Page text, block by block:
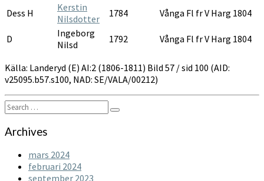
Dess H
Kerstin
Nilsdotter
1784 Vånga Fl fr V Harg 1804
D
Ingeborg
Nilsd
1792 Vånga Fl fr V Harg 1804
Källa: Landeryd (E) AI:2 (1806-1811) Bild 57 / sid 100 (AID:
v25095.b57.s100, NAD: SE/VALA/00212)
Search
for:
Search
Archives
mars 2024
februari 2024
september 2023